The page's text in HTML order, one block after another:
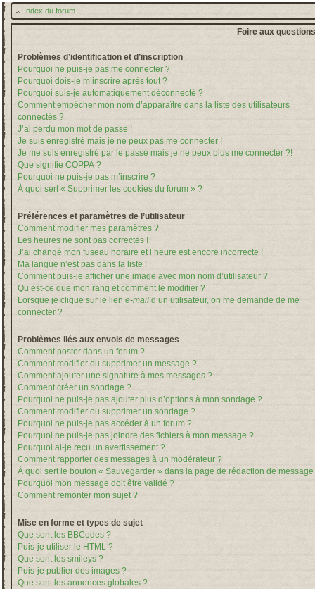
Index du forum
Foire aux
Problèmes d’identification et d’inscription
Pourquoi ne puis-je pas me connecter ?
Pourquoi dois-je m’inscrire après tout ?
Pourquoi suis-je automatiquement déconnecté ?
Comment empêcher mon nom d’apparaître dans la liste des utilisateurs
connectés ?
J’ai perdu mon mot de passe !
Je suis enregistré mais je ne peux pas me connecter !
Je me suis enregistré par le passé mais je ne peux plus me connecter ?!
Que signifie COPPA ?
Pourquoi ne puis-je pas m’inscrire ?
À quoi sert « Supprimer les cookies du forum » ?
Préférences et paramètres de l’utilisateur
Comment modifier mes paramètres ?
Les heures ne sont pas correctes !
J’ai changé mon fuseau horaire et l’heure est encore incorrecte !
Ma langue n’est pas dans la liste !
Comment puis-je afficher une image avec mon nom d’utilisateur ?
Qu’est-ce que mon rang et comment le modifier ?
Lorsque je clique sur le lien e-mail d’un utilisateur, on me demande de me
connecter ?
Problèmes liés aux envois de messages
Comment poster dans un forum ?
Comment modifier ou supprimer un message ?
Comment ajouter une signature à mes messages ?
Comment créer un sondage ?
Pourquoi ne puis-je pas ajouter plus d’options à mon sondage ?
Comment modifier ou supprimer un sondage ?
Pourquoi ne puis-je pas accéder à un forum ?
Pourquoi ne puis-je pas joindre des fichiers à mon message ?
Pourquoi ai-je reçu un avertissement ?
Comment rapporter des messages à un modérateur ?
À quoi sert le bouton « Sauvegarder » dans la page de rédaction de message
Pourquoi mon message doit être validé ?
Comment remonter mon sujet ?
Mise en forme et types de sujet
Que sont les BBCodes ?
Puis-je utiliser le HTML ?
Que sont les smileys ?
Puis-je publier des images ?
Que sont les annonces globales ?